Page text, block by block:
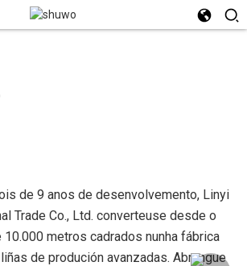
de 9 anos de desenvolvemento, Linyi
Trade Co., Ltd. converteuse desde o
10.000 metros cadrados nunha fábrica
de produción avanzadas. Abrangue